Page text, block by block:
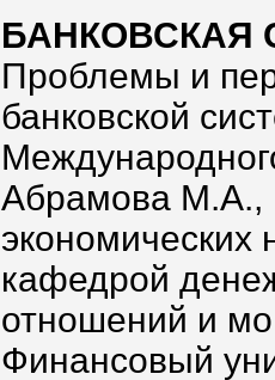
БАНКОВСКАЯ
Проблемы и
банковской
Абрамова М.А.,
экономических
кафедрой
отношений и
Финансовый